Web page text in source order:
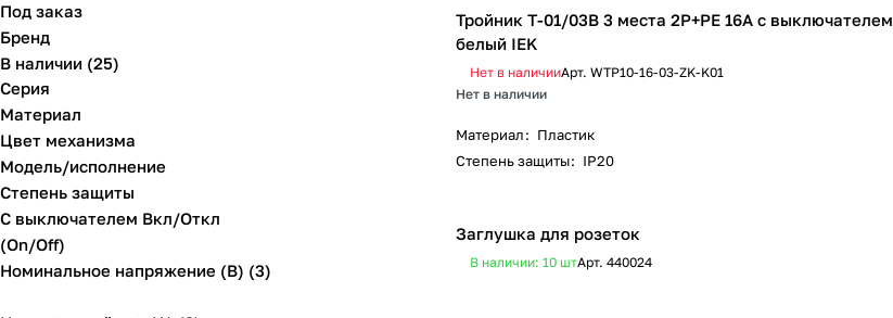
Тройник Т-01/03В 3 места 2P+PE 16А с выключателем
белый IEK
Нет в наличииАрт. WTP10-16-03-ZK-K01
Нет в наличии
Материал: Пластик
Степень защиты: IP20
Заглушка для розеток
В наличии: 10 штАрт. 440024
Под заказ
Бренд
В наличии (25)
Серия
Материал
Цвет механизма
Модель/исполнение
Степень защиты
С выключателем Вкл/Откл
(On/Off)
Номинальное напряжение (В) (3)